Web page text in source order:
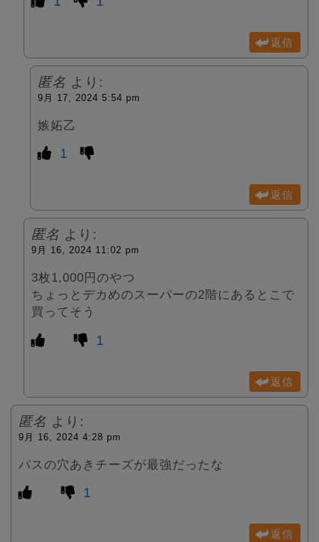
返信
匿名 より:
9月 17, 2024 5:54 pm
嫉妬乙
1
返信
匿名 より:
9月 16, 2024 11:02 pm
3枚1,000円のやつ
ちょっとデカめのスーパーの2階にあるとこで
買ってそう
1
返信
匿名 より:
9月 16, 2024 4:28 pm
パスの穴あきチーズが最強だったな
1
返信